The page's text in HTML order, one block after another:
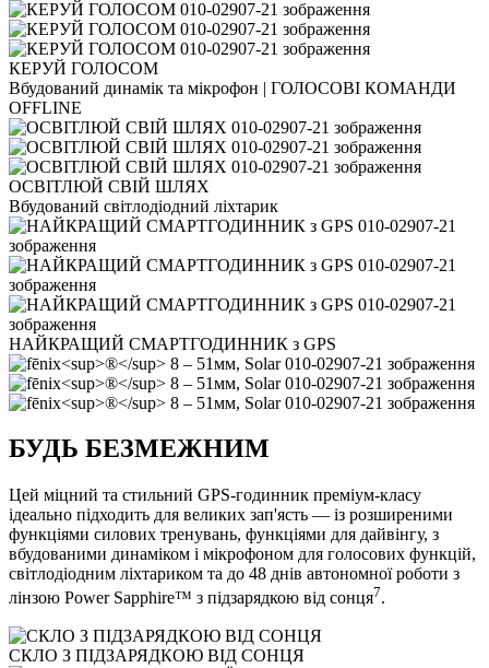
КЕРУЙ ГОЛОСОМ
Вбудований динамік та мікрофон | ГОЛОСОВІ КОМАНДИ
OFFLINE
ОСВІТЛЮЙ СВІЙ ШЛЯХ
Вбудований світлодіодний ліхтарик
НАЙКРАЩИЙ СМАРТГОДИННИК з GPS
БУДЬ БЕЗМЕЖНИМ
Цей міцний та стильний GPS-годинник преміум-класу
ідеально підходить для великих зап'ясть — із розширеними
функціями силових тренувань, функціями для дайвінгу, з
вбудованими динаміком і мікрофоном для голосових функцій,
світлодіодним ліхтариком та до 48 днів автономної роботи з
лінзою Power Sapphire™ з підзарядкою від сонця7.
СКЛО З ПІДЗАРЯДКОЮ ВІД СОНЦЯ